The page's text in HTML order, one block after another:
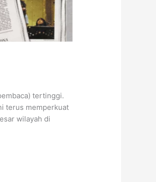
tertinggi.
terus memperkuat
wilayah di